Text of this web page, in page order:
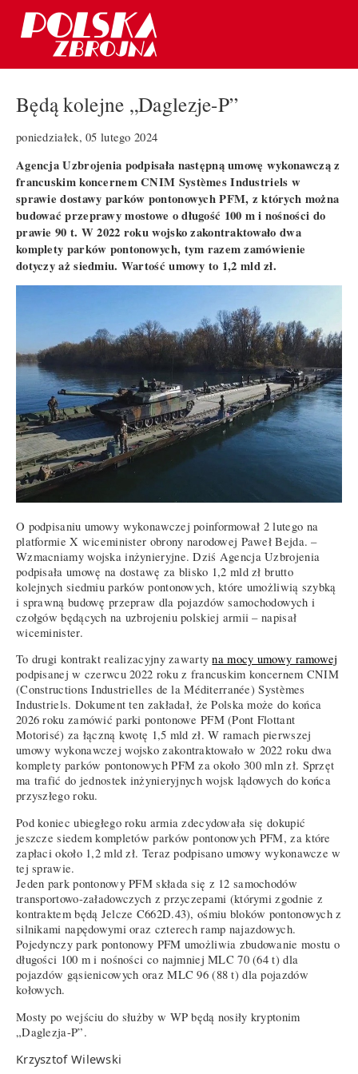
Będą kolejne „Daglezje-P”
poniedziałek, 05 lutego 2024
Agencja Uzbrojenia podpisała następną umowę wykonawczą z
francuskim koncernem CNIM Systèmes Industriels w
sprawie dostawy parków pontonowych PFM, z których można
budować przeprawy mostowe o długość 100 m i nośności do
prawie 90 t. W 2022 roku wojsko zakontraktowało dwa
komplety parków pontonowych, tym razem zamówienie
dotyczy aż siedmiu. Wartość umowy to 1,2 mld zł.
O podpisaniu umowy wykonawczej poinformował 2 lutego na
platformie X wiceminister obrony narodowej Paweł Bejda. –
Wzmacniamy wojska inżynieryjne. Dziś Agencja Uzbrojenia
podpisała umowę na dostawę za blisko 1,2 mld zł brutto
kolejnych siedmiu parków pontonowych, które umożliwią szybką
i sprawną budowę przepraw dla pojazdów samochodowych i
czołgów będących na uzbrojeniu polskiej armii – napisał
wiceminister.
To drugi kontrakt realizacyjny zawartyna mocy umowy ramowej
podpisanej w czerwcu 2022 roku z francuskim koncernem CNIM
(Constructions Industrielles de la Méditerranée) Systèmes
Industriels. Dokument ten zakładał, że Polska może do końca
2026 roku zamówić parki pontonowe PFM (Pont Flottant
Motorisé) za łączną kwotę 1,5 mld zł. W ramach pierwszej
umowy wykonawczej wojsko zakontraktowało w 2022 roku dwa
komplety parków pontonowych PFM za około 300 mln zł. Sprzęt
ma trafić do jednostek inżynieryjnych wojsk lądowych do końca
przyszłego roku.
Pod koniec ubiegłego roku armia zdecydowała się dokupić
jeszcze siedem kompletów parków pontonowych PFM, za które
zapłaci około 1,2 mld zł. Teraz podpisano umowy wykonawcze w
tej sprawie.
Jeden park pontonowy PFM składa się z 12 samochodów
transportowo-załadowczych z przyczepami (którymi zgodnie z
kontraktem będą Jelcze C662D.43), ośmiu bloków pontonowych z
silnikami napędowymi oraz czterech ramp najazdowych.
Pojedynczy park pontonowy PFM umożliwia zbudowanie mostu o
długości 100 m i nośności co najmniej MLC 70 (64 t) dla
pojazdów gąsienicowych oraz MLC 96 (88 t) dla pojazdów
kołowych.
Mosty po wejściu do służby w WP będą nosiły kryptonim
„Daglezja-P”.
Krzysztof Wilewski